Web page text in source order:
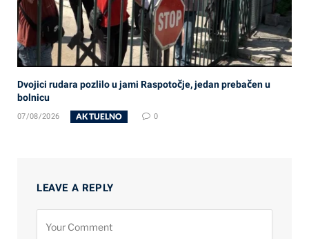
Dvojici rudara pozlilo u jami Raspotočje, jedan prebačen u
bolnicu
07/08/2026 AKTUELNO 0
LEAVE A REPLY